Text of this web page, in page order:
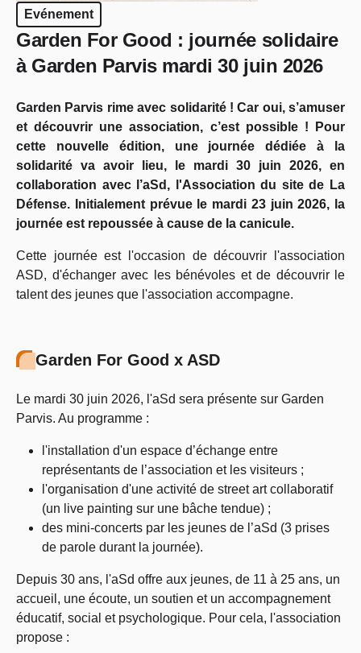
Evénement
Garden For Good : journée solidaire
à Garden Parvis mardi 30 juin 2026
Garden Parvis rime avec solidarité ! Car oui, s’amuser
et découvrir une association, c’est possible ! Pour
cette nouvelle édition, une journée dédiée à la
solidarité va avoir lieu, le mardi 30 juin 2026, en
collaboration avec l’aSd, l'Association du site de La
Défense. Initialement prévue le mardi 23 juin 2026, la
journée est repoussée à cause de la canicule.
Cette journée est l'occasion de découvrir l'association
ASD, d'échanger avec les bénévoles et de découvrir le
talent des jeunes que l'association accompagne.
Garden For Good x ASD
Le mardi 30 juin 2026, l'aSd sera présente sur Garden
Parvis. Au programme :
l'installation d'un espace d’échange entre
représentants de l’association et les visiteurs ;
l'organisation d'une activité de street art collaboratif
(un live painting sur une bâche tendue) ;
des mini-concerts par les jeunes de l’aSd (3 prises
de parole durant la journée).
Depuis 30 ans, l'aSd offre aux jeunes, de 11 à 25 ans, un
accueil, une écoute, un soutien et un accompagnement
éducatif, social et psychologique. Pour cela, l'association
propose :